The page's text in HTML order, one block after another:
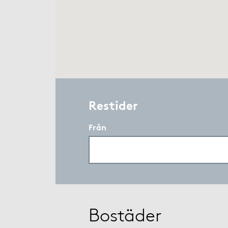
Restider
Från
Bostäder